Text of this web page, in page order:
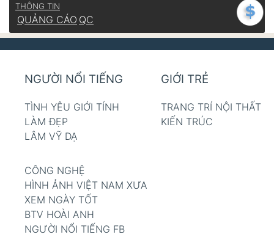
THÔNG TIN
QUẢNG CÁO QC
NGƯỜI NỔI TIẾNG
TÌNH YÊU GIỚI TÍNH
LÀM ĐẸP
LÂM VỸ DẠ
GIỚI TRẺ
TRANG TRÍ NỘI THẤT
KIẾN TRÚC
CÔNG NGHỆ
HÌNH ẢNH VIỆT NAM XƯA
XEM NGÀY TỐT
BTV HOÀI ANH
NGƯỜI NỔI TIẾNG FB